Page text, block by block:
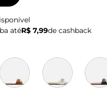
atéR$ 7,99de cashback